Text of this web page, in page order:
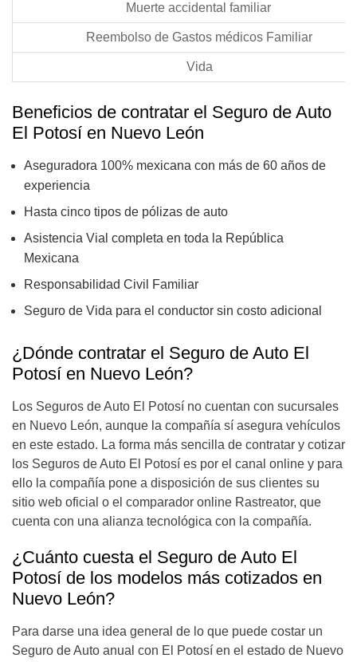
Muerte accidental familiar
Reembolso de Gastos médicos Familiar
Vida
Beneficios de contratar el Seguro de Auto
El Potosí en Nuevo León
Aseguradora 100% mexicana con más de 60 años de
experiencia
Hasta cinco tipos de pólizas de auto
Asistencia Vial completa en toda la República
Mexicana
Responsabilidad Civil Familiar
Seguro de Vida para el conductor sin costo adicional
¿Dónde contratar el Seguro de Auto El
Potosí en Nuevo León?
Los Seguros de Auto El Potosí no cuentan con sucursales
en Nuevo León, aunque la compañía sí asegura vehículos
en este estado. La forma más sencilla de contratar y cotizar
los Seguros de Auto El Potosí es por el canal online y para
ello la compañía pone a disposición de sus clientes su
sitio web oficial o el comparador online Rastreator, que
cuenta con una alianza tecnológica con la compañía.
¿Cuánto cuesta el Seguro de Auto El
Potosí de los modelos más cotizados en
Nuevo León?
Para darse una idea general de lo que puede costar un
Seguro de Auto anual con El Potosí en el estado de Nuevo